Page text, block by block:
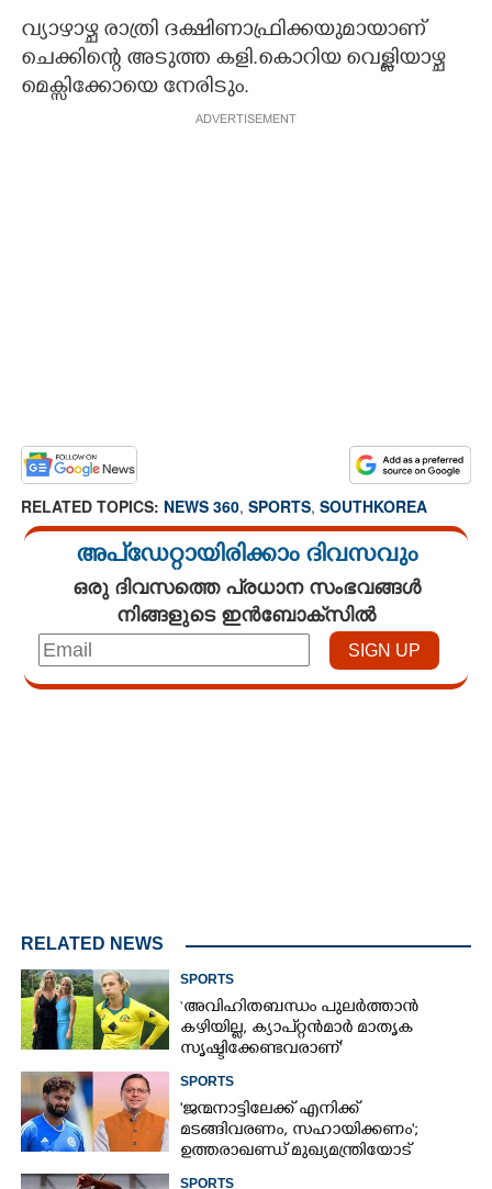
വ്യാഴാഴ്ച രാത്രി ദക്ഷിണാഫ്രിക്കയുമായാണ്
ചെക്കിന്റെ അടുത്ത കളി.കൊറിയ വെള്ളിയാഴ്ച
മെക്സിക്കോയെ നേരിടും.
ADVERTISEMENT
RELATED TOPICS: NEWS 360, SPORTS, SOUTHKOREA
അപ്ഡേറ്റായിരിക്കാം ദിവസവും
ഒരു ദിവസത്തെ പ്രധാന സംഭവങ്ങൾ
നിങ്ങളുടെ ഇൻബോക്സിൽ
RELATED NEWS
SPORTS
‘അവിഹിതബന്ധം പുലർത്താൻ
കഴിയില്ല,​ ക്യാപ്റ്റൻമാർ മാതൃക
സൃഷ്ടിക്കേണ്ടവരാണ്'
വിമർശനവുമായി ക്രിക്കറ്റ്
താരത്തിന്റെ ഭാര്യ
SPORTS
'ജന്മനാട്ടിലേക്ക് എനിക്ക്
മടങ്ങിവരണം, സഹായിക്കണം';
ഉത്തരാഖണ്ഡ് മുഖ്യമന്ത്രിയോട്
അപേക്ഷയുമായി ഋഷഭ് പന്ത്
SPORTS